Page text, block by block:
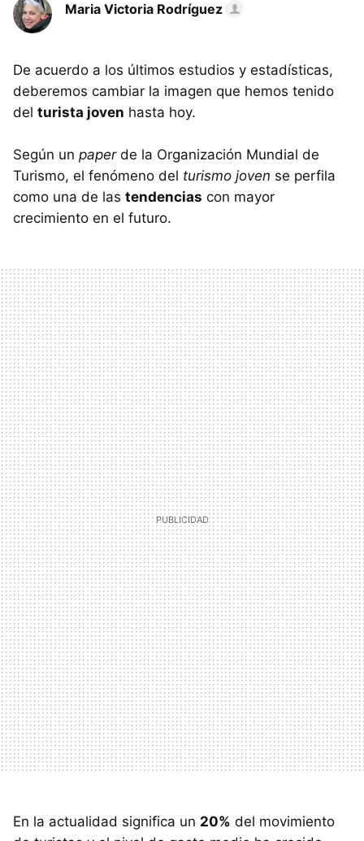
Maria Victoria Rodríguez
De acuerdo a los últimos estudios y estadísticas,
deberemos cambiar la imagen que hemos tenido
del turista joven hasta hoy.
Según un paperde la Organización Mundial de
Turismo, el fenómeno del turismo joven se perfila
como una de las tendencias con mayor
crecimiento en el futuro.
En la actualidad significa un 20% del movimiento